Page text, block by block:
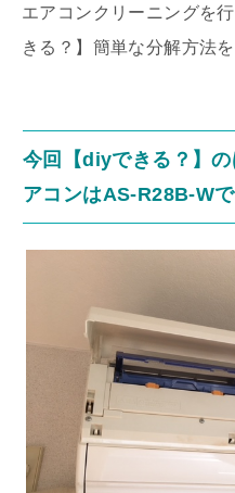
エアコンクリーニングを
きる？】簡単な分解方法
今回【diyできる？】
アコンはAS-R28B-Wで